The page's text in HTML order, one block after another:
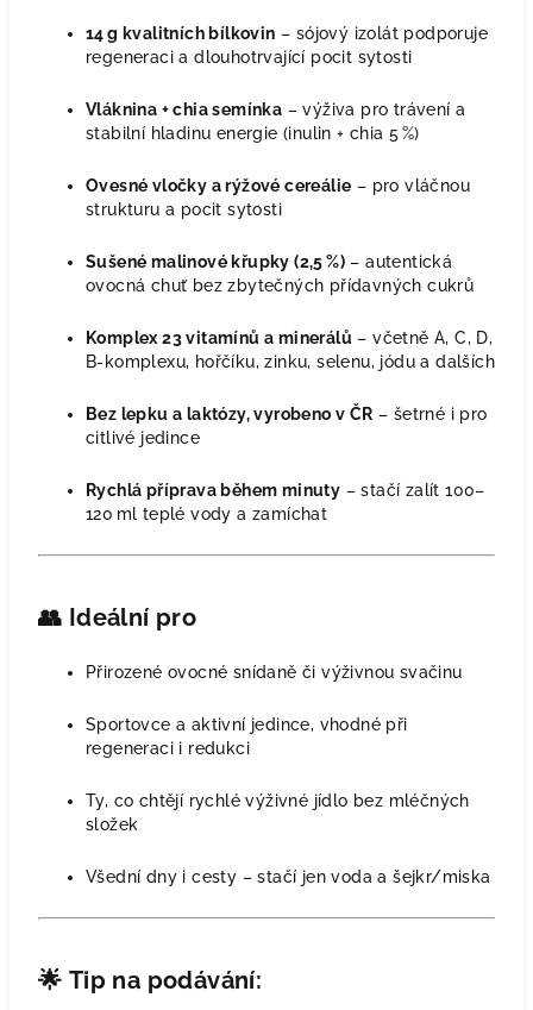
14 g kvalitních bílkovin – sójový izolát podporuje
regeneraci a dlouhotrvající pocit sytosti
Vláknina + chia semínka – výživa pro trávení a
stabilní hladinu energie (inulin + chia 5 %)
Ovesné vločky a rýžové cereálie – pro vláčnou
strukturu a pocit sytosti
Sušené malinové křupky (2,5 %) – autentická
ovocná chuť bez zbytečných přídavných cukrů
Komplex 23 vitamínů a minerálů – včetně A, C, D,
B‑komplexu, hořčíku, zinku, selenu, jódu a dalších
Bez lepku a laktózy, vyrobeno v ČR – šetrné i pro
citlivé jedince
Rychlá příprava během minuty – stačí zalít 100–
120 ml teplé vody a zamíchat
👥 Ideální pro
Přirozené ovocné snídaně či výživnou svačinu
Sportovce a aktivní jedince, vhodné při
regeneraci i redukci
Ty, co chtějí rychlé výživné jídlo bez mléčných
složek
Všední dny i cesty – stačí jen voda a šejkr/miska
🌟 Tip na podávání: